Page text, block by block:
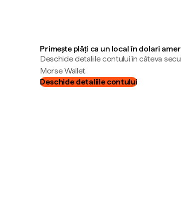
Primește plăți ca un local în dolari
Deschide detaliile contului în câteva
Morse Wallet.
Deschide detaliile contului